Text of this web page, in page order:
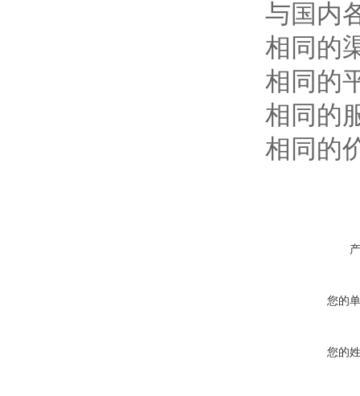
与国内
相同的
相同的
相同的
相同的
您的
您的